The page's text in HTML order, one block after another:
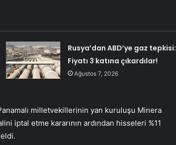
Rusya’dan ABD’ye gaz tepkisi:
Fiyatı 3 katına çıkardılar!
Ağustos 7, 2026
milletvekillerinin yan kuruluşu Minera
iptal etme kararının ardından hisseleri %11